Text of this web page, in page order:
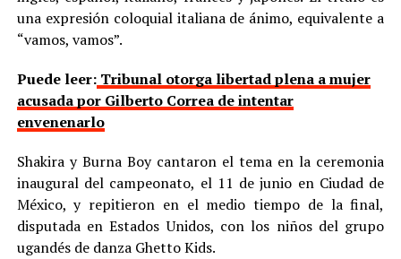
una expresión coloquial italiana de ánimo, equivalente a
“vamos, vamos”.
Puede leer:Tribunal otorga libertad plena a mujer
acusada por Gilberto Correa de intentar
envenenarlo
Shakira y Burna Boy cantaron el tema en la ceremonia
inaugural del campeonato, el 11 de junio en Ciudad de
México, y repitieron en el medio tiempo de la final,
disputada en Estados Unidos, con los niños del grupo
ugandés de danza Ghetto Kids.